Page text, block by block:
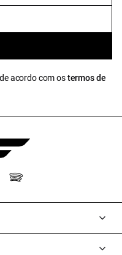
acordo com ostermos de